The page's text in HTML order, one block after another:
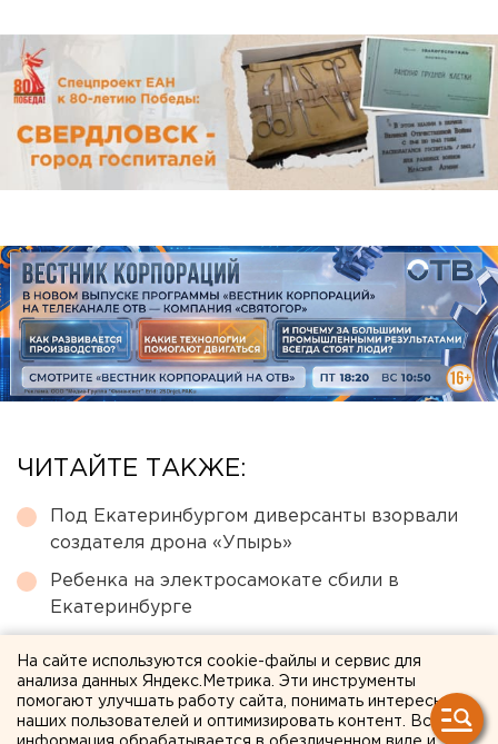
ЧИТАЙТЕ ТАКЖЕ:
Под Екатеринбургом диверсанты взорвали
создателя дрона «Упырь»
Ребенка на электросамокате сбили в
Екатеринбурге
на аукцион по КРТ в этом году
Чем опасны ракеты «Фламинго», которыми
Украина атаковала тыловые регионы РФ
На сайте используются cookie-файлы и сервис для
анализа данных Яндекс.Метрика. Эти инструменты
помогают улучшать работу сайта, понимать интересы
наших пользователей и оптимизировать контент. Вся